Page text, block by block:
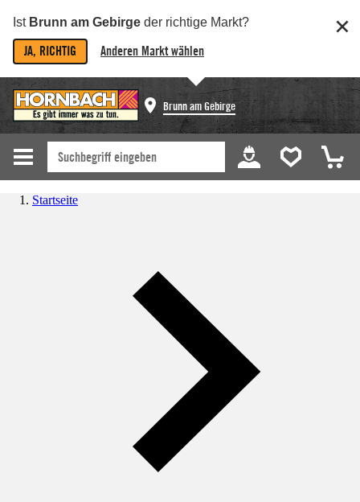
Ist Brunn am Gebirge der richtige Markt?
JA, RICHTIG Anderen Markt wählen
Brunn am Gebirge
Startseite